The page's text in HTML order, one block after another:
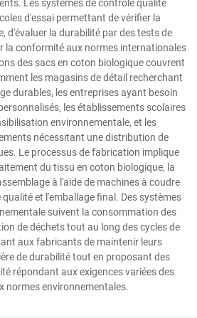
Les systèmes de contrôle qualité
d'essai permettant de vérifier la
d'évaluer la durabilité par des tests de
la conformité aux normes internationales
des sacs en coton biologique couvrent
les magasins de détail recherchant
durables, les entreprises ayant besoin
les établissements scolaires
environnementale, et les
nécessitant une distribution de
Le processus de fabrication implique
du tissu en coton biologique, la
à l'aide de machines à coudre
et l'emballage final. Des systèmes
suivent la consommation des
de déchets tout au long des cycles de
aux fabricants de maintenir leurs
de durabilité tout en proposant des
répondant aux exigences variées des
normes environnementales.